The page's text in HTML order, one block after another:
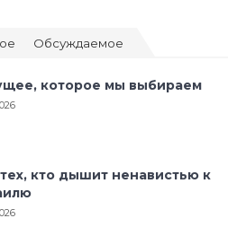
Обсуждаемое
которое мы выбираем
кто дышит ненавистью к